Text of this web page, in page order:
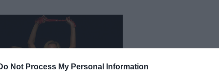
Not Process My Personal Information